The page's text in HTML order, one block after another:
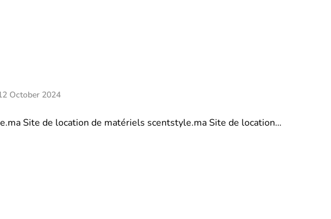
October 2024
Site de location de matériels scentstyle.ma Site de location…